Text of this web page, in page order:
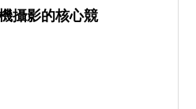
攝影的核心競